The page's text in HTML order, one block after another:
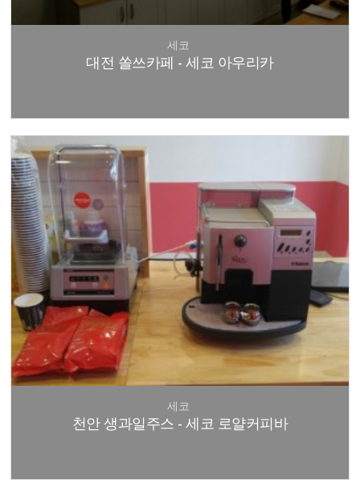
세코
대전 쏠쓰카페 - 세코 아우리카
세코
천안 생과일주스 - 세코 로얄커피바